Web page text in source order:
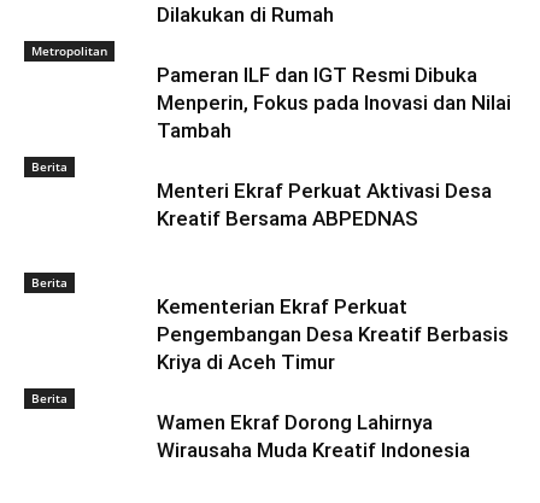
Dilakukan di Rumah
Metropolitan
Pameran ILF dan IGT Resmi Dibuka
Menperin, Fokus pada Inovasi dan Nilai
Tambah
Berita
Menteri Ekraf Perkuat Aktivasi Desa
Kreatif Bersama ABPEDNAS
Berita
Kementerian Ekraf Perkuat
Pengembangan Desa Kreatif Berbasis
Kriya di Aceh Timur
Berita
Wamen Ekraf Dorong Lahirnya
Wirausaha Muda Kreatif Indonesia